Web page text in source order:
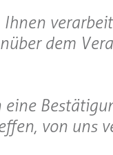
dem
von uns